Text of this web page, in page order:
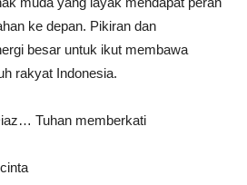
ke depan. Pikiran dan
besar untuk ikut membawa
rakyat Indonesia.
Tuhan memberkati